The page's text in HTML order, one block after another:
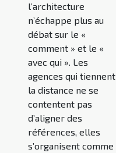
l’architecture
n’échappe plus au
débat sur le «
comment » et le «
avec qui ». Les
agences qui tiennent
la distance ne se
contentent pas
d’aligner des
références, elles
s’organisent comme